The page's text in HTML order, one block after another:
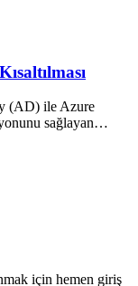
(AD) ile Azure
sağlayan…
için hemen giriş